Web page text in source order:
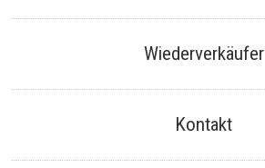
Wiederverkäufer
Kontakt